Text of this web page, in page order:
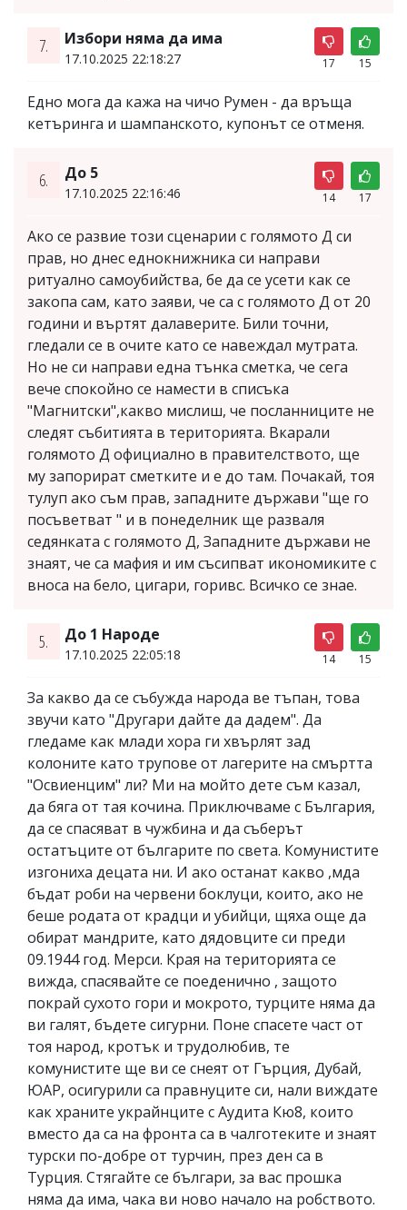
7. Избори няма да има
17.10.2025 22:18:27 17 15
Едно мога да кажа на чичо Румен - да връща
кетъринга и шампанското, купонът се отменя.
6. До 5
17.10.2025 22:16:46 14 17
Ако се развие този сценарии с голямото Д си
прав, но днес еднокнижника си направи
ритуално самоубийства, бе да се усети как се
закопа сам, като заяви, че са с голямото Д от 20
години и въртят далаверите. Били точни,
гледали се в очите като се навеждал мутрата.
Но не си направи една тънка сметка, че сега
вече спокойно се намести в списъка
"Магнитски",какво мислиш, че посланниците не
следят събитията в територията. Вкарали
голямото Д официално в правителството, ще
му запорират сметките и е до там. Почакай, тоя
тулуп ако съм прав, западните държави "ще го
посъветват " и в понеделник ще разваля
седянката с голямото Д, Западните държави не
знаят, че са мафия и им съсипват икономиките с
вноса на бело, цигари, горивс. Всичко се знае.
5. До 1 Народе
17.10.2025 22:05:18 14 15
За какво да се събужда народа ве тъпан, това
звучи като "Другари дайте да дадем". Да
гледаме как млади хора ги хвърлят зад
колоните като трупове от лагерите на смъртта
"Освиенцим" ли? Ми на мойто дете съм казал,
да бяга от тая кочина. Приключваме с България,
да се спасяват в чужбина и да съберът
остатъците от българите по света. Комунистите
изгониха децата ни. И ако останат какво ,мда
бъдат роби на червени боклуци, които, ако не
беше родата от крадци и убийци, щяха още да
обират мандрите, като дядовците си преди
09.1944 год. Мерси. Края на територията се
вижда, спасявайте се поеденично , защото
покрай сухото гори и мокрото, турците няма да
ви галят, бъдете сигурни. Поне спасете част от
тоя народ, кротък и трудолюбив, те
комунистите ще ви се снеят от Гърция, Дубай,
ЮАР, осигурили са правнуците си, нали виждате
как храните украйнците с Аудита Кю8, които
вместо да са на фронта са в чалготеките и знаят
турски по-добре от турчин, през ден са в
Турция. Стягайте се българи, за вас прошка
няма да има, чака ви ново начало на робството.